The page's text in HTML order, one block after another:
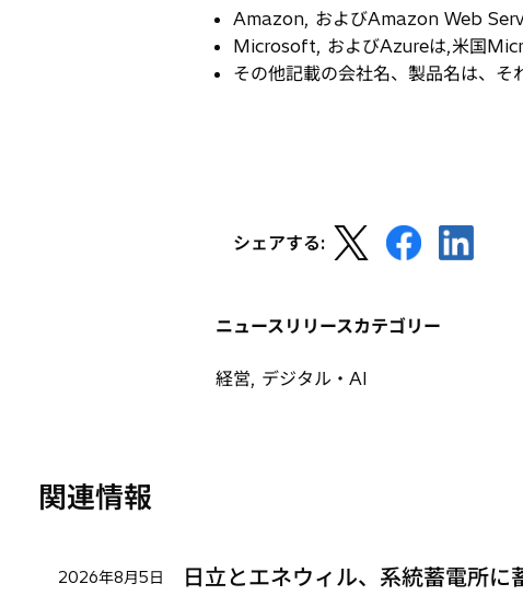
開
く
Amazon, およびAmazon Web
Microsoft, およびAzureは,米国
その他記載の会社名、製品名は、そ
シェアする:
し
タ
新
し
ニュースリリースカテゴリー
経営, デジタル・AI
関連情報
2026年8月5日 日立とエネウィル、系統蓄電所